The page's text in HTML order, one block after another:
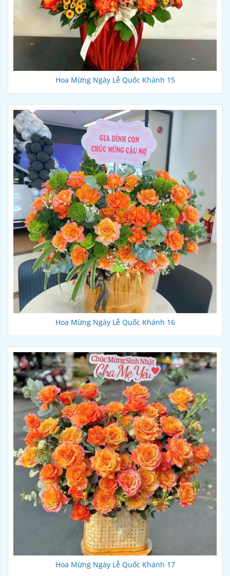
Hoa Mừng Ngày Lễ Quốc Khánh 15
Hoa Mừng Ngày Lễ Quốc Khánh 16
Hoa Mừng Ngày Lễ Quốc Khánh 17